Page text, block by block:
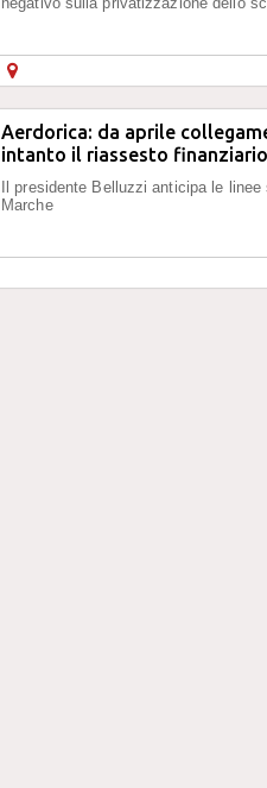
Aerdorica: da aprile
intanto il riassesto finanziario
Il presidente Belluzzi anticipa le
Marche